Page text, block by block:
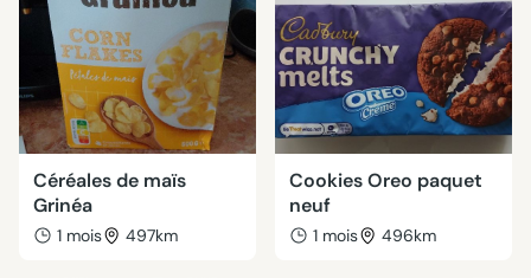
Céréales de maïs
Grinéa
1 mois 497km
Cookies Oreo paquet
neuf
1 mois 496km